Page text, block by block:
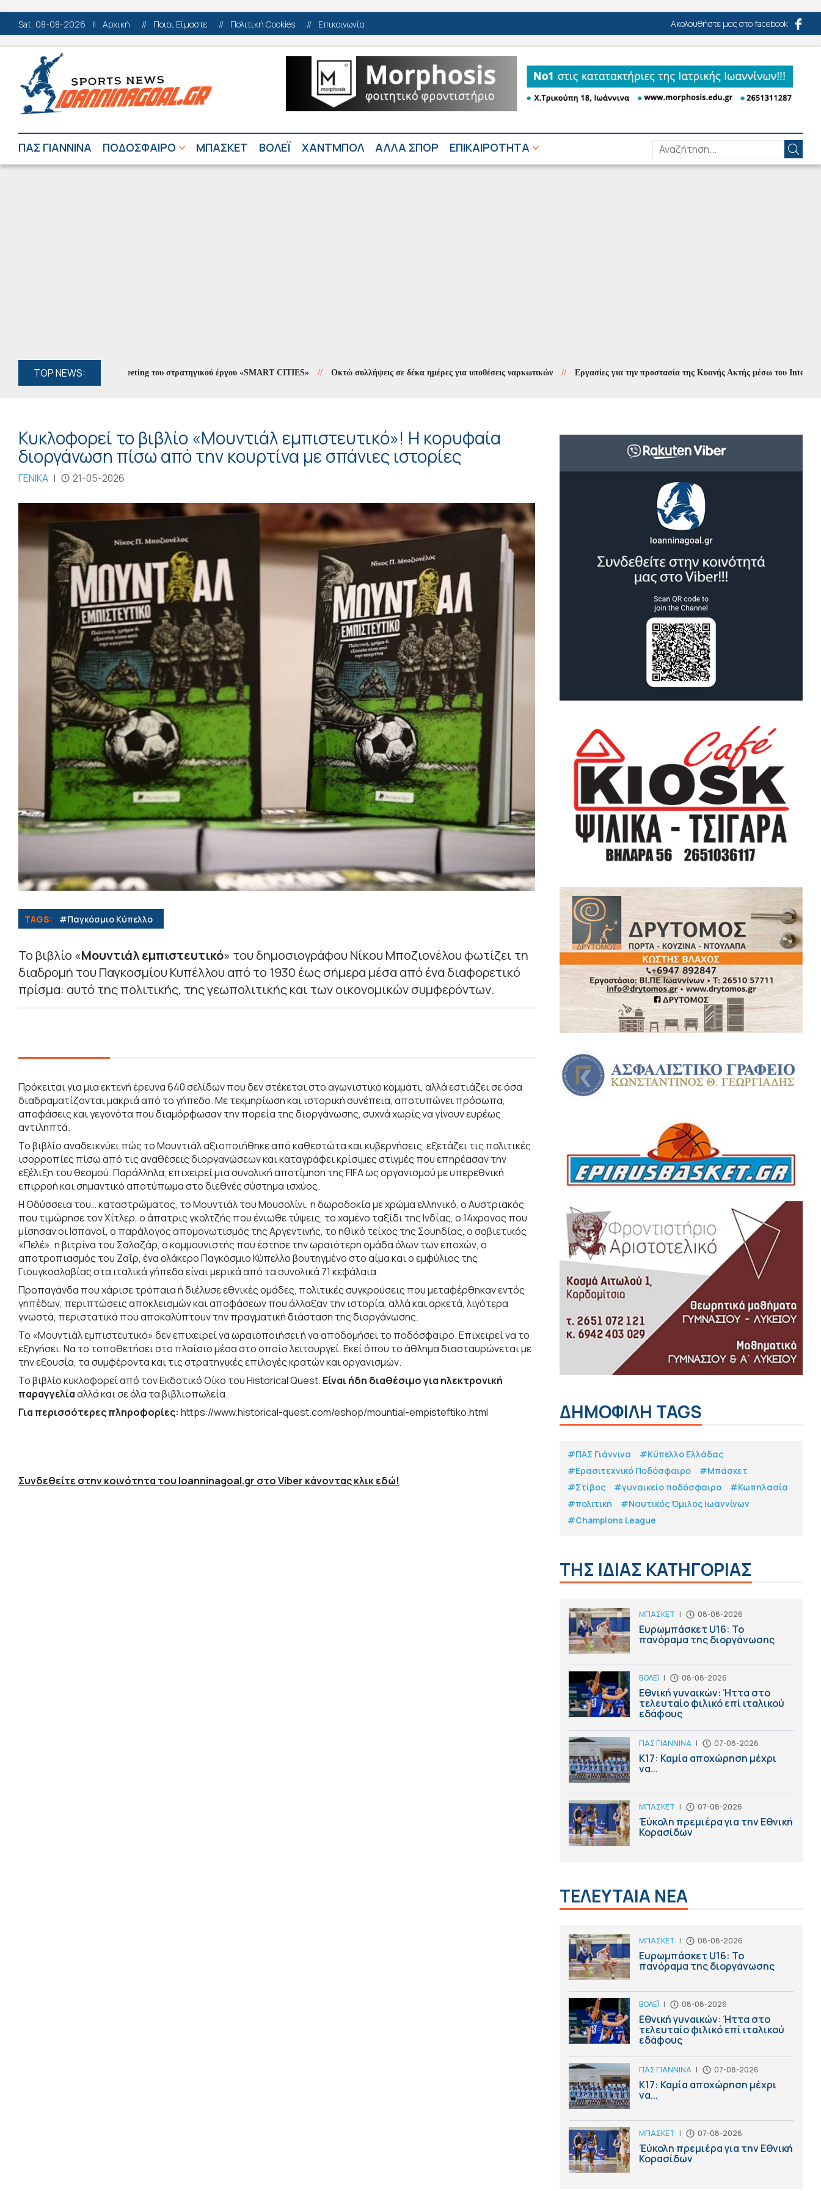
Sat, 08-08-2026 || Αρχική // Ποιοι Είμαστε // Πολιτική Cookies // Επικοινωνία Ακολουθήστε μας στο facebook
ΠΑΣ ΓΙΑΝΝΙΝΑ ΠΟΔΟΣΦΑΙΡΟ ΜΠΑΣΚΕΤ ΒΟΛΕΪ ΧΑΝΤΜΠΟΛ ΑΛΛΑ ΣΠΟΡ ΕΠΙΚΑΙΡΟΤΗΤΑ
TOP NEWS:
Αρταίων στο Kick-off Meeting του στρατηγικού έργου «SMART CITIES» // Οκτώ συλλήψεις σε δέκα ημέρες για υποθέσεις ναρκωτικών // Εργασίες για την προστασία της Κυανής Ακτής μέσω του Interreg 2021-
Κυκλοφορεί το βιβλίο «Μουντιάλ εμπιστευτικό»! Η κορυφαία
διοργάνωση πίσω από την κουρτίνα με σπάνιες ιστορίες
ΓΕΝΙΚΑ | 21-05-2026
TAGS: #Παγκόσμιο Κύπελλο
Το βιβλίο «Μουντιάλ εμπιστευτικό» του δημοσιογράφου Νίκου Μποζιονέλου φωτίζει τη
διαδρομή του Παγκοσμίου Κυπέλλου από το 1930 έως σήμερα μέσα από ένα διαφορετικό
πρίσμα: αυτό της πολιτικής, της γεωπολιτικής και των οικονομικών συμφερόντων.
Πρόκειται για μια εκτενή έρευνα 640 σελίδων που δεν στέκεται στο αγωνιστικό κομμάτι, αλλά εστιάζει σε όσα
διαδραματίζονται μακριά από το γήπεδο. Με τεκμηρίωση και ιστορική συνέπεια, αποτυπώνει πρόσωπα,
αποφάσεις και γεγονότα που διαμόρφωσαν την πορεία της διοργάνωσης, συχνά χωρίς να γίνουν ευρέως
αντιληπτά.
Το βιβλίο αναδεικνύει πώς το Μουντιάλ αξιοποιήθηκε από καθεστώτα και κυβερνήσεις, εξετάζει τις πολιτικές
ισορροπίες πίσω από τις αναθέσεις διοργανώσεων και καταγράφει κρίσιμες στιγμές που επηρέασαν την
εξέλιξη του θεσμού. Παράλληλα, επιχειρεί μια συνολική αποτίμηση της FIFA ως οργανισμού με υπερεθνική
επιρροή και σημαντικό αποτύπωμα στο διεθνές σύστημα ισχύος.
Η Οδύσσεια του… καταστρώματος, το Μουντιάλ του Μουσολίνι, η δωροδοκία με χρώμα ελληνικό, ο Αυστριακός
που τιμώρησε τον Χίτλερ, ο άπατρις γκολτζής που ένιωθε τύψεις, το χαμένο ταξίδι της Ινδίας, ο 14χρονος που
μίσησαν οι Ισπανοί, ο παράλογος απομονωτισμός της Αργεντινής, το ηθικό τείχος της Σουηδίας, ο σοβιετικός
«Πελέ», η βιτρίνα του Σαλαζάρ, ο κομμουνιστής που έστησε την ωραιότερη ομάδα όλων των εποχών, ο
αποτροπιασμός του Ζαΐρ, ένα ολάκερο Παγκόσμιο Κύπελλο βουτηγμένο στο αίμα και ο εμφύλιος της
Γιουγκοσλαβίας στα ιταλικά γήπεδα είναι μερικά από τα συνολικά 71 κεφάλαια.
Προπαγάνδα που χάρισε τρόπαια ή διέλυσε εθνικές ομάδες, πολιτικές συγκρούσεις που μεταφέρθηκαν εντός
γηπέδων, περιπτώσεις αποκλεισμών και αποφάσεων που άλλαξαν την ιστορία, αλλά και αρκετά, λιγότερα
γνωστά, περιστατικά που αποκαλύπτουν την πραγματική διάσταση της διοργάνωσης.
Το «Μουντιάλ εμπιστευτικό» δεν επιχειρεί να ωραιοποιήσει ή να αποδομήσει το ποδόσφαιρο. Επιχειρεί να το
εξηγήσει. Να το τοποθετήσει στο πλαίσιο μέσα στο οποίο λειτουργεί. Εκεί όπου το άθλημα διασταυρώνεται με
την εξουσία, τα συμφέροντα και τις στρατηγικές επιλογές κρατών και οργανισμών.
Το βιβλίο κυκλοφορεί από τον Εκδοτικό Οίκο του Historical Quest. Είναι ήδη διαθέσιμο για ηλεκτρονική
παραγγελίααλλά και σε όλα τα βιβλιοπωλεία.
Για περισσότερες πληροφορίες: https://www.historical-quest.com/eshop/mountial-empisteftiko.html
Συνδεθείτε στην κοινότητα του Ioanninagoal.gr στο Viber κάνοντας κλικ εδώ!
ΔΗΜΟΦΙΛΗ TAGS
#ΠΑΣ Γιάννινα
#Κύπελλο Ελλάδας
#Eρασιτεχνικό Ποδόσφαιρο
#Μπάσκετ
#Στίβος
#γυναικείο ποδόσφαιρο
#Κωπηλασία
#πολιτική
#Ναυτικός Όμιλος Ιωαννίνων
#Champions League
ΤΗΣ ΙΔΙΑΣ ΚΑΤΗΓΟΡΙΑΣ
ΜΠΑΣΚΕΤ | 08-08-2026
Ευρωμπάσκετ U16: Το
πανόραμα της διοργάνωσης
ΒΟΛΕΪ | 08-08-2026
Εθνική γυναικών: Ήττα στο
τελευταίο φιλικό επί ιταλικού
εδάφους
ΠΑΣ ΓΙΑΝΝΙΝΑ | 07-08-2026
Κ17: Καμία αποχώρηση μέχρι
να...
ΜΠΑΣΚΕΤ | 07-08-2026
Έύκολη πρεμιέρα για την Εθνική
Κορασίδων
ΤΕΛΕΥΤΑΙΑ ΝΕΑ
ΜΠΑΣΚΕΤ | 08-08-2026
Ευρωμπάσκετ U16: Το
πανόραμα της διοργάνωσης
ΒΟΛΕΪ | 08-08-2026
Εθνική γυναικών: Ήττα στο
τελευταίο φιλικό επί ιταλικού
εδάφους
ΠΑΣ ΓΙΑΝΝΙΝΑ | 07-08-2026
Κ17: Καμία αποχώρηση μέχρι
να...
ΜΠΑΣΚΕΤ | 07-08-2026
Έύκολη πρεμιέρα για την Εθνική
Κορασίδων